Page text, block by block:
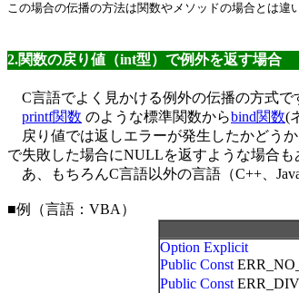
この場合の伝播の方法は関数やメソッドの場合とは違
2.関数の戻り値（int型）で例外を返す場合
C言語でよく見かける例外の伝播の方式で
printf関数 のような標準関数からbind関数(
戻り値では返しエラーが発生したかどう
で失敗した場合にNULLを返すような場合も
あ、もちろんC言語以外の言語（C++、
■例（言語：VBA）
Option Explicit
Public Const
Public Const